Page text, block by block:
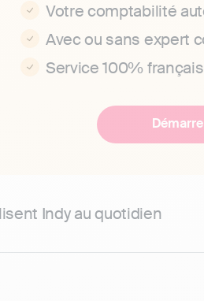
Votre comptabilité
Avec ou sans expert
Service 100%
Indy au quotidien